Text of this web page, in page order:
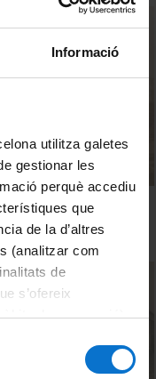
Informació
utilitza galetes
gestionar les
perquè accediu
que
de la d’altres
(analitzar com
de
s’ofereix
de navegació).
web de la
a la ciutat fins al